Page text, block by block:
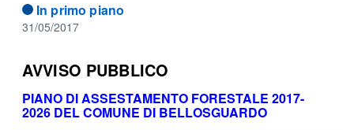
In primo piano
31/05/2017
AVVISO PUBBLICO
PIANO DI ASSESTAMENTO FORESTALE 2017-
2026 DEL COMUNE DI BELLOSGUARDO